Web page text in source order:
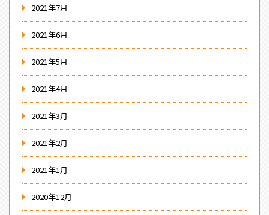
2021年7月
2021年6月
2021年5月
2021年4月
2021年3月
2021年2月
2021年1月
2020年12月